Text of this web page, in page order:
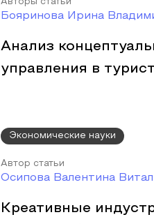
Авторы статьи
Бояринова Ирина
Анализ
управления в
Экономические науки
Автор статьи
Осипова Валентина
Креативные